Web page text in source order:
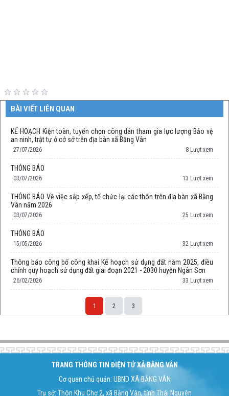
BÀI VIẾT LIÊN QUAN
KẾ HOẠCH Kiện toàn, tuyển chọn công dân tham gia lực lượng Bảo vệ
an ninh, trật tự ở cở sở trên địa bàn xã Bằng Vân
27/07/2026 8 Lượt xem
THÔNG BÁO
03/07/2026 13 Lượt xem
THÔNG BÁO Về việc sắp xếp, tổ chức lại các thôn trên địa bàn xã Bằng
Vân năm 2026
03/07/2026 25 Lượt xem
THÔNG BÁO
15/05/2026 32 Lượt xem
Thông báo công bố công khai Kế hoạch sử dụng đất năm 2025, điều
chỉnh quy hoạch sử dụng đất giai đoạn 2021 - 2030 huyện Ngân Sơn
26/02/2026 33 Lượt xem
1 2 3
TRANG THÔNG TIN ĐIỆN TỬ XÃ BẰNG VÂN
Cơ quan chủ quản: UBND XÃ BẰNG VÂN
Trụ sở: Thôn Khu Chợ 2, xã Bằng Vân, tỉnh Thái Nguyên